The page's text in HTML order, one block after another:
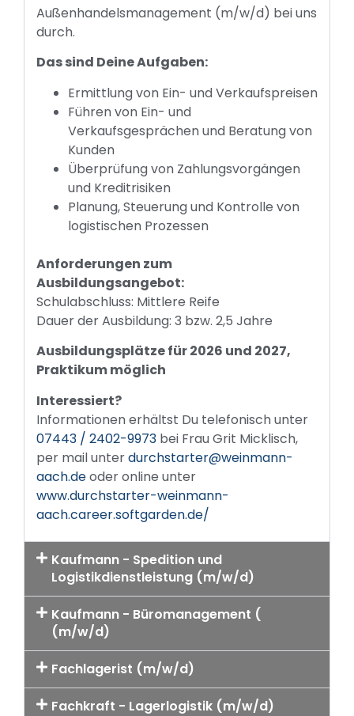
Außenhandelsmanagement (m/w/d) bei uns
durch.
Das sind Deine Aufgaben:
Ermittlung von Ein- und Verkaufspreisen
Führen von Ein- und
Verkaufsgesprächen und Beratung von
Kunden
Überprüfung von Zahlungsvorgängen
und Kreditrisiken
Planung, Steuerung und Kontrolle von
logistischen Prozessen
Anforderungen zum
Ausbildungsangebot:
Schulabschluss: Mittlere Reife
Dauer der Ausbildung: 3 bzw. 2,5 Jahre
Ausbildungsplätze für 2026 und 2027,
Praktikum möglich
Interessiert?
Informationen erhältst Du telefonisch unter
07443 / 2402-9973 bei Frau Grit Micklisch,
per mail unterdurchstarter@weinmann-
aach.deoder online unter
www.durchstarter-weinmann-
aach.career.softgarden.de/
Kaufmann - Spedition und
Logistikdienstleistung (m/w/d)
Kaufmann - Büromanagement (
(m/w/d)
Fachlagerist (m/w/d)
Fachkraft - Lagerlogistik (m/w/d)